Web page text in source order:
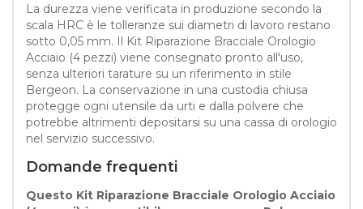
La durezza viene verificata in produzione secondo la
scala HRC è le tolleranze sui diametri di lavoro restano
sotto 0,05 mm. Il Kit Riparazione Bracciale Orologio
Acciaio (4 pezzi) viene consegnato pronto all'uso,
senza ulteriori tarature su un riferimento in stile
Bergeon. La conservazione in una custodia chiusa
protegge ogni utensile da urti e dalla polvere che
potrebbe altrimenti depositarsi su una cassa di orologio
nel servizio successivo.
Domande frequenti
Questo Kit Riparazione Bracciale Orologio Acciaio